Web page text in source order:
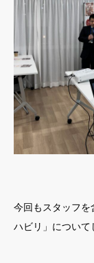
今回もスタッフを
ハビリ」について